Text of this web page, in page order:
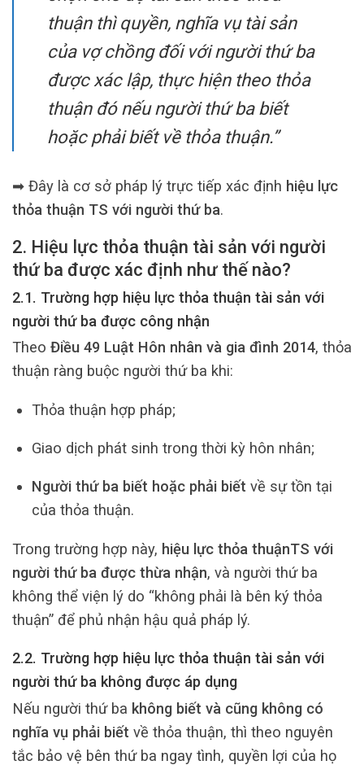
thuận thì quyền, nghĩa vụ tài sản
của vợ chồng đối với người thứ ba
được xác lập, thực hiện theo thỏa
thuận đó nếu người thứ ba biết
hoặc phải biết về thỏa thuận.”
➡ Đây là cơ sở pháp lý trực tiếp xác định hiệu lực
thỏa thuận TS với người thứ ba.
2. Hiệu lực thỏa thuận tài sản với người
thứ ba được xác định như thế nào?
2.1. Trường hợp hiệu lực thỏa thuận tài sản với
người thứ ba được công nhận
Theo Điều 49 Luật Hôn nhân và gia đình 2014, thỏa
thuận ràng buộc người thứ ba khi:
Thỏa thuận hợp pháp;
Giao dịch phát sinh trong thời kỳ hôn nhân;
Người thứ ba biết hoặc phải biết về sự tồn tại
của thỏa thuận.
Trong trường hợp này, hiệu lực thỏa thuậnTS với
người thứ ba được thừa nhận, và người thứ ba
không thể viện lý do “không phải là bên ký thỏa
thuận” để phủ nhận hậu quả pháp lý.
2.2. Trường hợp hiệu lực thỏa thuận tài sản với
người thứ ba không được áp dụng
Nếu người thứ ba không biết và cũng không có
nghĩa vụ phải biết về thỏa thuận, thì theo nguyên
tắc bảo vệ bên thứ ba ngay tình, quyền lợi của họ